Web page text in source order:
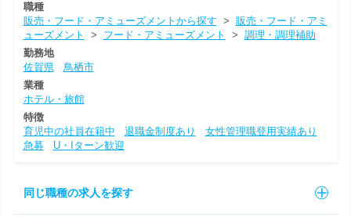
職種
販売・フード・アミューズメントから探す > 販売・フード・アミ
ューズメント
> フード・アミューズメント > 調理・調理補助
勤務地
佐賀県
鳥栖市
業種
ホテル・旅館
特徴
育児中の社員在籍中
退職金制度あり
女性管理職登用実績あり
急募
U・Iターン歓迎
同じ職種の求人を探す